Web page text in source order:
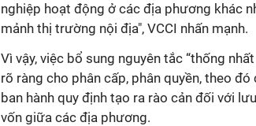
nghiệp hoạt động ở các địa phương khác
mảnh thị trường nội địa", VCCI nhấn mạnh.
Vì vậy, việc bổ sung nguyên tắc “thống
rõ ràng cho phân cấp, phân quyền, theo
ban hành quy định tạo ra rào cản đối với
vốn giữa các địa phương.